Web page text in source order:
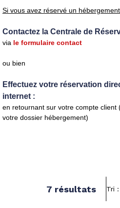
Si vous avez réservé un
Contactez la Centrale de
via le formulaire contact
ou bien
Effectuez votre réservation
internet :
en retournant sur votre compte client
votre dossier hébergement)
7 résultats Tri :